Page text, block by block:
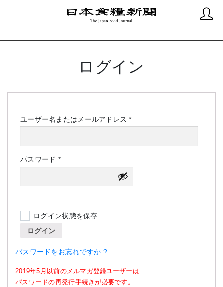
ログイン
ユーザー名またはメールアドレス*必
パスワード *必
須
ログイン状態を保存
ログイン
パスワードをお忘れですか ?
2019年5月以前のメルマガ登録ユーザーは
パスワードの再発行手続きが必要です。